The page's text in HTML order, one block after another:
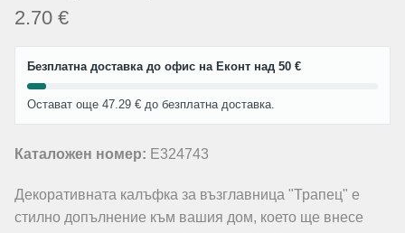
2.70 €
Безплатна доставка до офис на Еконт над 50 €
Остават още 47.29 € до безплатна доставка.
Каталожен номер: E324743
Декоративната калъфка за възглавница "Трапец" е
стилно допълнение към вашия дом, което ще внесе